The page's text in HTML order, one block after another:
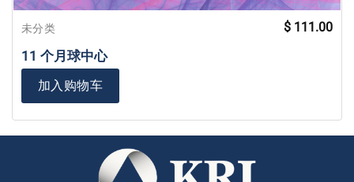
未分类
11 个月球中心
$ 111.00
加入购物车